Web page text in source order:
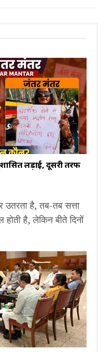
लड़ाई, दूसरी तरफ
है, तब-तब सत्ता
है, लेकिन बीते दिनों